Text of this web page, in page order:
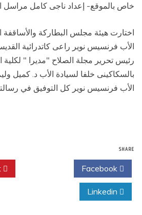
خاص بالموقع- إعداد ناجى كامل مراسل
اختارت هيئة مجلس البطاركة والأساقفة
الأب فرنسيس نوير راعى كاتدرائية
رئيس تحرير مجلة الصلاح "مديرا " لكلية
بالسكاكينى خلفا لسيادة الأب د. كميل
الأب فرنسيس نوير كل التوفيق في
SHARE